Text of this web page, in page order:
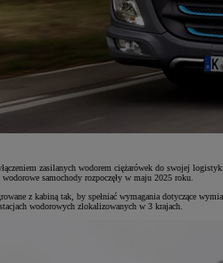
zasilanych wodorem ciężarówek do swojej
samochody rozpoczęły w maju 2025 roku.
z kabiną tak, by spełniać wymagania dotyczące
wodorowych zlokalizowanych w 3 krajach.